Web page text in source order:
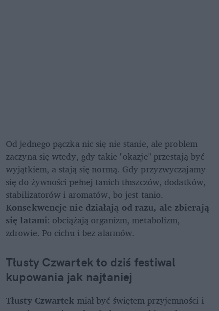
Od jednego pączka nic się nie stanie, ale problem
zaczyna się wtedy, gdy takie "okazje" przestają być
wyjątkiem, a stają się normą. Gdy przyzwyczajamy
się do żywności pełnej tanich tłuszczów, dodatków,
Konsekwencje nie działają od razu, ale zbierają
się latami: obciążają organizm, metabolizm,
zdrowie. Po cichu i bez alarmów.
Tłusty Czwartek to dziś festiwal
kupowania jak najtaniej
Tłusty Czwartek miał być świętem przyjemności i